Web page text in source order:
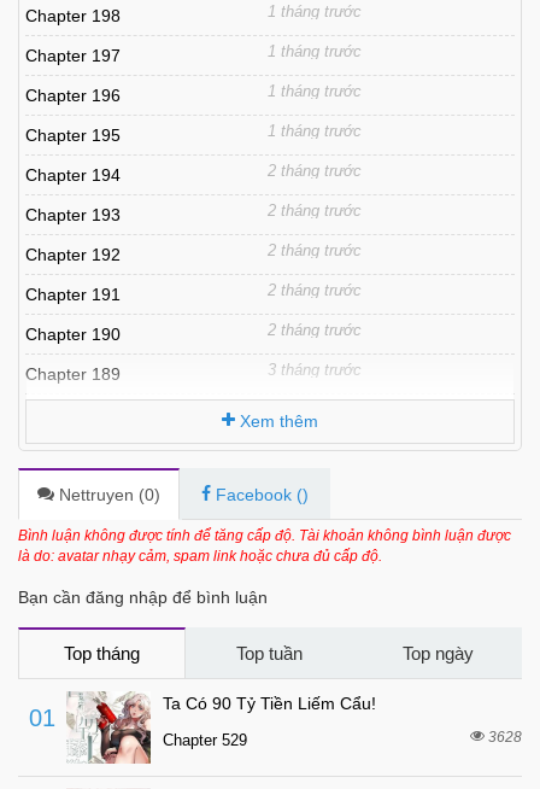
Chapter 198 1 tháng trước
Chapter 197 1 tháng trước
Chapter 196 1 tháng trước
Chapter 195 1 tháng trước
Chapter 194 2 tháng trước
Chapter 193 2 tháng trước
Chapter 192 2 tháng trước
Chapter 191 2 tháng trước
Chapter 190 2 tháng trước
Chapter 189 3 tháng trước
Chapter 187 3 tháng trước
Chapter 186 4 tháng trước
Chapter 185 4 tháng trước
4 tháng trước
Chapter 183
Chapter 182 5 tháng trước
Chapter 181
Chapter 180
Chapter 179
Xem thêm
Nettruyen (0) Facebook ()
Bình luận không được tính để tăng cấp độ. Tài khoản không bình luận được
là do: avatar nhạy cảm, spam link hoặc chưa đủ cấp độ.
Bạn cần đăng nhập để bình luận
Top tháng Top tuần Top ngày
01
Ta Có 90 Tỷ Tiền Liếm Cẩu!
Chapter 529 3628